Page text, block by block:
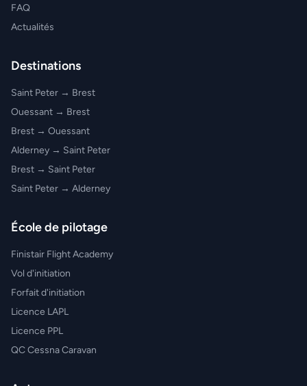
FAQ
Actualités
Destinations
Saint Peter → Brest
Ouessant → Brest
Brest → Ouessant
Alderney → Saint Peter
Brest → Saint Peter
Saint Peter → Alderney
École de pilotage
Finistair Flight Academy
Vol d'initiation
Forfait d'initiation
Licence LAPL
Licence PPL
QC Cessna Caravan